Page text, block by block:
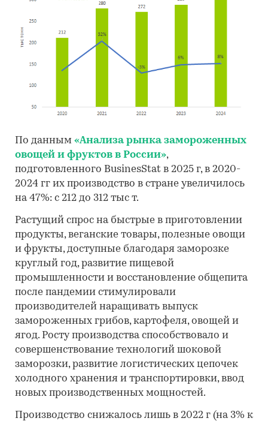
По данным «Анализа рынка замороженных
овощей и фруктов в России»,
подготовленного BusinesStat в 2025 г, в 2020-
2024 гг их производство в стране увеличилось
на 47%: с 212 до 312 тыс т.
Растущий спрос на быстрые в приготовлении
продукты, веганские товары, полезные овощи
и фрукты, доступные благодаря заморозке
круглый год, развитие пищевой
промышленности и восстановление общепита
после пандемии стимулировали
производителей наращивать выпуск
замороженных грибов, картофеля, овощей и
ягод. Росту производства способствовало и
совершенствование технологий шоковой
заморозки, развитие логистических цепочек
холодного хранения и транспортировки, ввод
новых производственных мощностей.
Производство снижалось лишь в 2022 г (на 3% к